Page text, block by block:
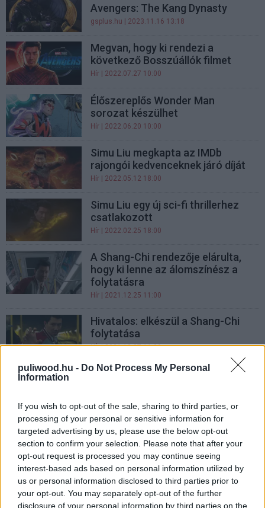
puliwood.hu - Do Not Process My Personal
Information
If you wish to opt-out of the sale, sharing to third parties, or
processing of your personal or sensitive information for
targeted advertising by us, please use the below opt-out
section to confirm your selection. Please note that after your
opt-out request is processed you may continue seeing
interest-based ads based on personal information utilized by
us or personal information disclosed to third parties prior to
your opt-out. You may separately opt-out of the further
disclosure of your personal information by third parties on the
Avengers: The Kang Dynasty
gsplus.hu | 2023.11.16 13:18
Megvan, hogy ki rendezi a
következő Bosszúállók filmet
Hír | 2022.07.27 10:00
Élőszereplős Wonder Man
sorozat készülhet
Hír | 2022.06.20 10:00
Simu Liu megkapta az IMDb
rajongói kedvenceknek járó díját
Hír | 2022.05.12 18:00
Simu Liu egy új sci-fi thrillerhez
csatlakozott
Hír | 2022.02.25 18:00
A Shang-Chi rendezője elárulta,
hogy ki lenne az álomszínész a
folytatásra
Hír | 2021.12.25 11:00
Hivatalos: elkészül a Shang-Chi
folytatása
Hír| 2021.12.07 11:00
Négy új Marvel-projekt
Hír| 2021.10.28 17:00
Shang-Chi és a Tíz Gyűrű
legendája - Filmzene kritika
| 2021.09.17 14:00
A Shang-Chi rendezője szívesen
visszatérne a folytatásra is